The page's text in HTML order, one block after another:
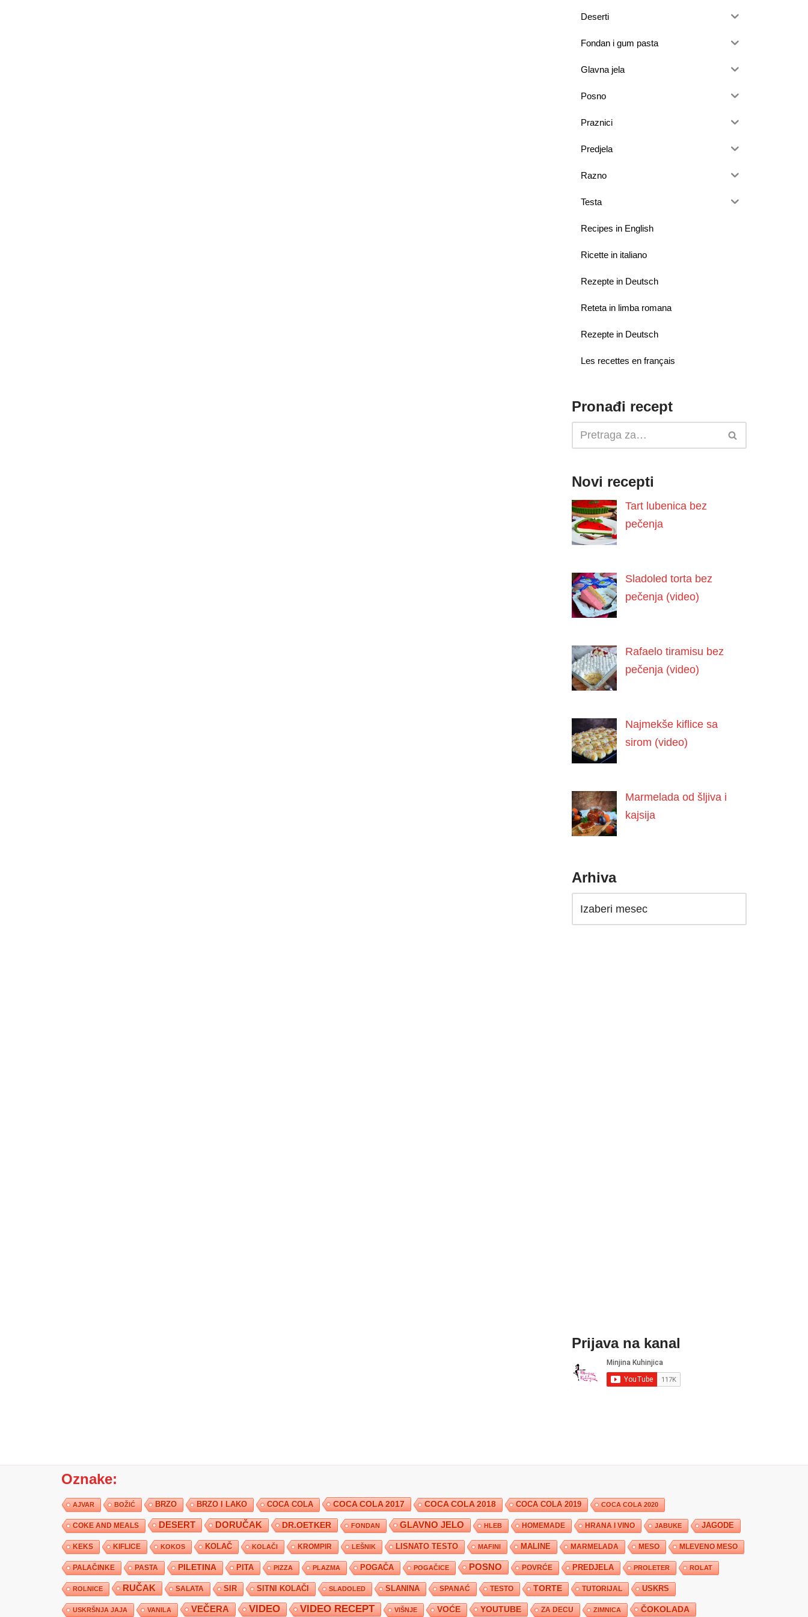
Deserti
Fondan i gum pasta
Glavna jela
Posno
Praznici
Predjela
Razno
Testa
Recipes in English
Ricette in italiano
Rezepte in Deutsch
Reteta in limba romana
Rezepte in Deutsch
Les recettes en français
Pronađi recept
Novi recepti
Tart lubenica bez
pečenja
Sladoled torta bez
pečenja (video)
Rafaelo tiramisu bez
pečenja (video)
Najmekše kiflice sa
sirom (video)
Marmelada od šljiva i
kajsija
Arhiva
Prijava na kanal
Oznake:
AJVAR BOŽIĆ BRZO BRZO I LAKO COCA COLA COCA COLA 2017 COCA COLA 2018 COCA COLA 2019 COCA COLA 2020
COKE AND MEALS DESERT DORUČAK DR.OETKER FONDAN GLAVNO JELO HLEB HOMEMADE HRANA I VINO JABUKE JAGODE
KEKS KIFLICE KOKOS KOLAČ KOLAČI KROMPIR LEŠNIK LISNATO TESTO MAFINI MALINE MARMELADA MESO MLEVENO MESO
PALAČINKE PASTA PILETINA PITA PIZZA PLAZMA POGAČA POGAČICE POSNO POVRĆE PREDJELA PROLETER ROLAT
ROLNICE RUČAK SALATA SIR SITNI KOLAČI SLADOLED SLANINA SPANAĆ TESTO TORTE TUTORIJAL USKRS
USKRŠNJA JAJA VANILA VEČERA VIDEO VIDEO RECEPT VIŠNJE VOĆE YOUTUBE ZA DECU ZIMNICA ČOKOLADA